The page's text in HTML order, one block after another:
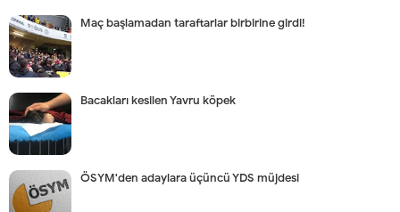
Maç başlamadan taraftarlar birbirine girdi!
Bacakları kesilen Yavru köpek
ÖSYM'den adaylara üçüncü YDS müjdesi